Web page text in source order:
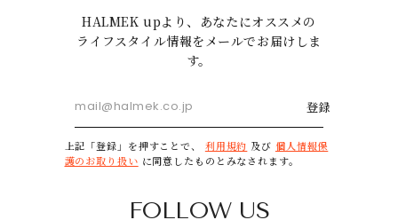
HALMEK upより、あなたにオススメの
ライフスタイル情報をメールでお届けしま
す。
登録
上記「登録」を押すことで、 利用規約 及び 個人情報保
護のお取り扱い に同意したものとみなされます。
FOLLOW US